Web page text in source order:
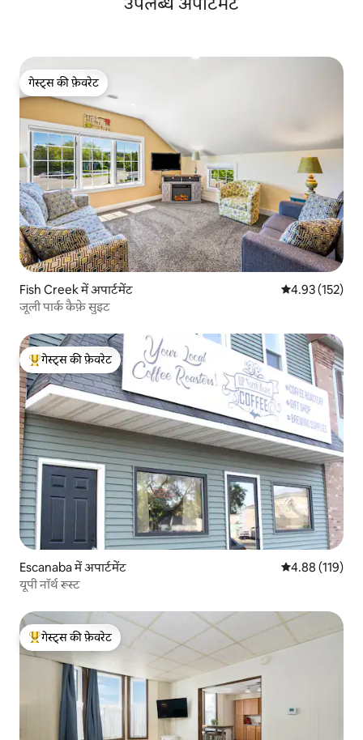
गेस्ट्स की फ़ेवरेट
गेस्ट्स की फ़ेवरेट
Fish Creek में अपार्टमेंट औसत रेटिंग 5 में से
4.93 (152)
जूली पार्क कैफ़े सुइट
गेस्ट्स का टॉप फ़ेवरेट
गेस्ट्स की फ़ेवरेट
Escanaba में अपार्टमेंट औसत रेटिंग 5 में से
4.88 (119)
यूपी नॉर्थ रूस्ट
गेस्ट्स का टॉप फ़ेवरेट
गेस्ट्स की फ़ेवरेट